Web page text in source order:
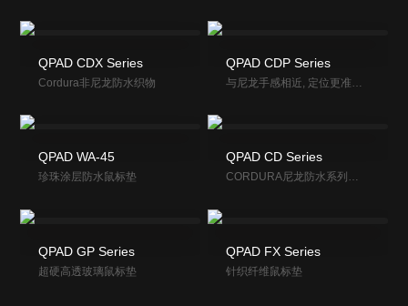
QPAD CDX Se­ries
Cordura非尼龙防水织物
QPAD CDP Series
与尼龙手感相近, 定位更准控制感更强的涤纶鼠垫
QPAD WA-45
珍珠涂层防水鼠标垫
QPAD CD Se­ries
CORDURA尼龙防水系列鼠标垫
QPAD GP Se­ries
超硬高透玻璃鼠标垫
QPAD FX Se­ries
针织纤维鼠标垫